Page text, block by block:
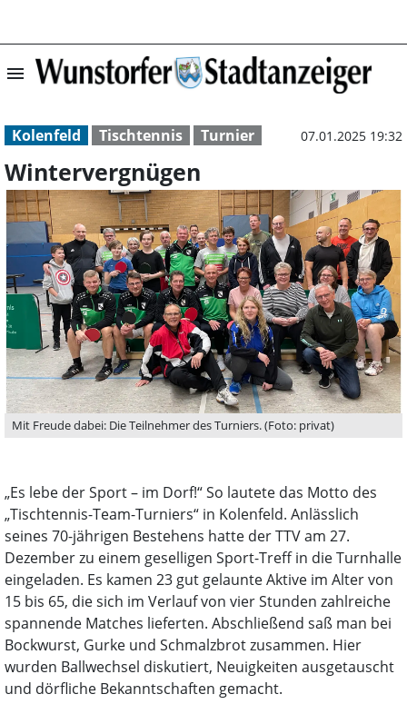
menu
Kolenfeld Tischtennis Turnier 07.01.2025 19:32
Wintervergnügen
Mit Freude dabei: Die Teilnehmer des Turniers. (Foto: privat)
„Es lebe der Sport – im Dorf!“ So lautete das Motto des
„Tischtennis-Team-Turniers“ in Kolenfeld. Anlässlich
seines 70-jährigen Bestehens hatte der TTV am 27.
Dezember zu einem geselligen Sport-Treff in die Turnhalle
eingeladen. Es kamen 23 gut gelaunte Aktive im Alter von
15 bis 65, die sich im Verlauf von vier Stunden zahlreiche
spannende Matches lieferten. Abschließend saß man bei
Bockwurst, Gurke und Schmalzbrot zusammen. Hier
wurden Ballwechsel diskutiert, Neuigkeiten ausgetauscht
und dörfliche Bekanntschaften gemacht.